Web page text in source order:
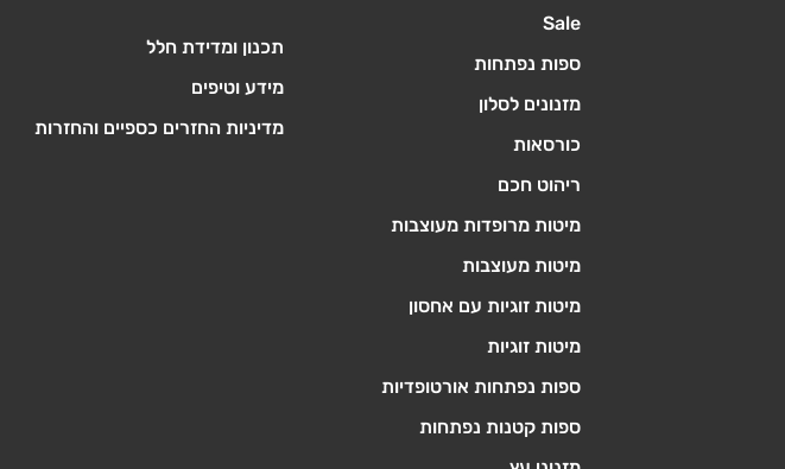
תכנון ומדידת חלל
מידע וטיפים
מדיניות החזרים כספיים והחזרות
Sale
ספות נפתחות
מזנונים לסלון
כורסאות
ריהוט חכם
מיטות מרופדות מעוצבות
מיטות מעוצבות
מיטות זוגיות עם אחסון
מיטות זוגיות
ספות נפתחות אורטופדיות
ספות קטנות נפתחות